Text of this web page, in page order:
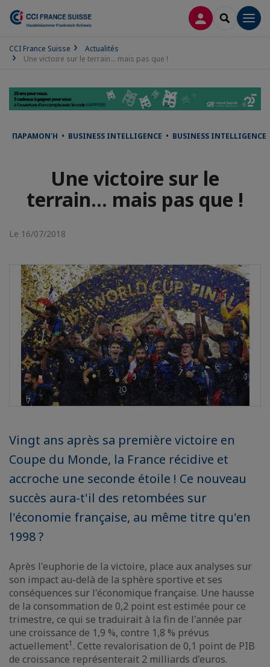
CONNEXION
CCI France Suisse
Actualités
Une victoire sur le terrain... mais pas que !
ΠΑΡΑΜΟΝΉ • BUSINESS INTELLIGENCE • BUSINESS INTELLIGENCE
Une victoire sur le
terrain... mais pas que !
Le 16/07/2018
Vingt ans après sa première victoire en
Coupe du Monde, la France récidive et
accroche une seconde étoile ! Ce nouveau
succès aura-t'il des retombées sur
l'économie française, au même titre qu'en
1998 ?
Après l'euphorie de la victoire, place aux analyses sur
son impact au-delà de la sphère sportive et ses
conséquences sur l'économique française. Une hausse
de la consommation de 0,2 point est estimée pour ce
trimestre, ce qui se traduirait à la fin de l'année par
une croissance de 1,9 %, contre 1,8 % prévus
actuellement1 . Cette revalorisation de 0,1 point de PIB
de croissance représenterait 2 milliards d'euros.